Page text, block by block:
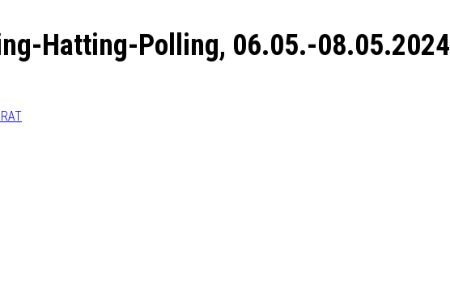
Hatting-Polling, 06.05.-08.05.2024